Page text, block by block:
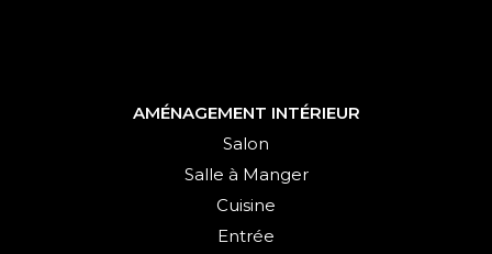
AMÉNAGEMENT INTÉRIEUR
Salon
Salle à Manger
Cuisine
Entrée